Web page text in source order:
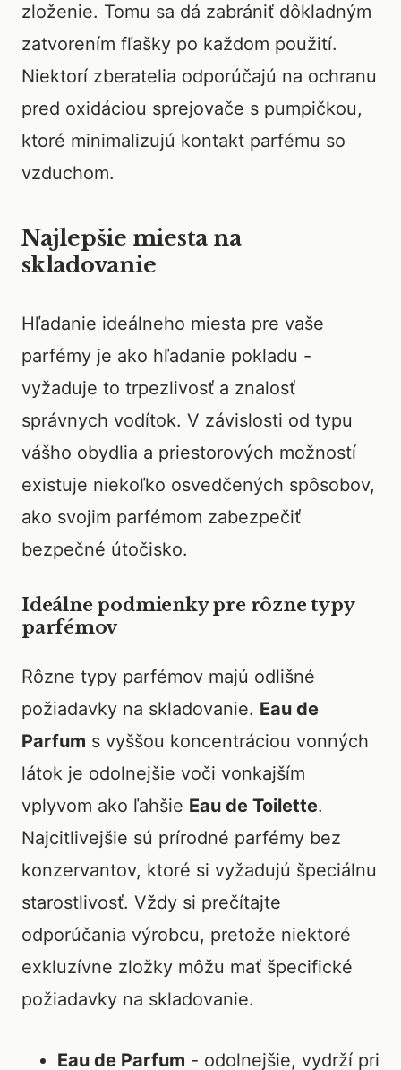
zloženie. Tomu sa dá zabrániť dôkladným
zatvorením fľašky po každom použití.
Niektorí zberatelia odporúčajú na ochranu
pred oxidáciou sprejovače s pumpičkou,
ktoré minimalizujú kontakt parfému so
vzduchom.
Najlepšie miesta na
skladovanie
Hľadanie ideálneho miesta pre vaše
parfémy je ako hľadanie pokladu -
vyžaduje to trpezlivosť a znalosť
správnych vodítok. V závislosti od typu
vášho obydlia a priestorových možností
existuje niekoľko osvedčených spôsobov,
ako svojim parfémom zabezpečiť
bezpečné útočisko.
Ideálne podmienky pre rôzne typy
parfémov
Rôzne typy parfémov majú odlišné
požiadavky na skladovanie. Eau de
Parfum s vyššou koncentráciou vonných
látok je odolnejšie voči vonkajším
vplyvom ako ľahšie Eau de Toilette.
Najcitlivejšie sú prírodné parfémy bez
konzervantov, ktoré si vyžadujú špeciálnu
starostlivosť. Vždy si prečítajte
odporúčania výrobcu, pretože niektoré
exkluzívne zložky môžu mať špecifické
požiadavky na skladovanie.
Eau de Parfum - odolnejšie, vydrží pri